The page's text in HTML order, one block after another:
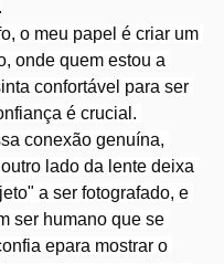
o meu papel é criar um
onde quem estou a
confortável para ser
é crucial.
conexão genuína,
lado da lente deixa
a ser fotografado, e
ser humano que se
epara mostrar o